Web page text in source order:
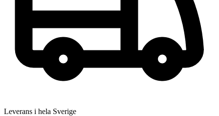
Leverans i hela Sverige